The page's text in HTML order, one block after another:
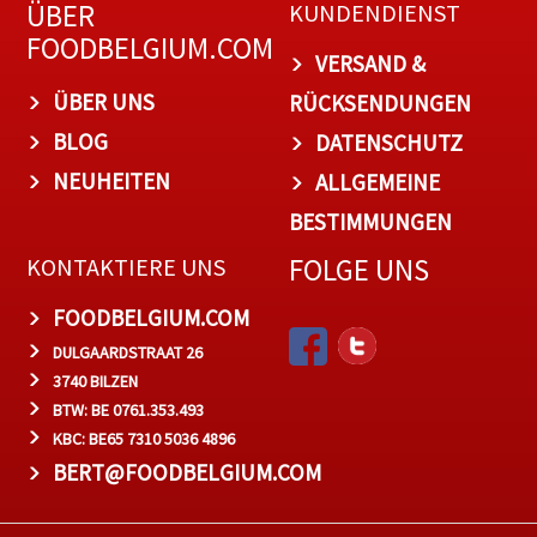
ÜBER
FOODBELGIUM.COM
ÜBER UNS
BLOG
NEUHEITEN
KUNDENDIENST
VERSAND &
RÜCKSENDUNGEN
DATENSCHUTZ
ALLGEMEINE
BESTIMMUNGEN
KONTAKTIERE UNS
FOODBELGIUM.COM
DULGAARDSTRAAT 26
3740 BILZEN
BTW: BE 0761.353.493
KBC: BE65 7310 5036 4896
BERT@FOODBELGIUM.COM
FOLGE UNS